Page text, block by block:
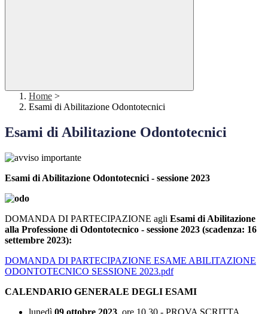
Home >
Esami di Abilitazione Odontotecnici
Esami di Abilitazione Odontotecnici
Esami di Abilitazione Odontotecnici - sessione 2023
DOMANDA DI PARTECIPAZIONE agli Esami di Abilitazione
alla Professione di Odontotecnico - sessione 2023 (scadenza: 16
settembre 2023):
DOMANDA DI PARTECIPAZIONE ESAME ABILITAZIONE
ODONTOTECNICO SESSIONE 2023.pdf
CALENDARIO GENERALE DEGLI ESAMI